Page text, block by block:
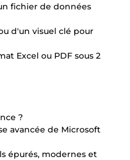
fichier de données
d'un visuel clé pour
Excel ou PDF sous 2
?
avancée de Microsoft
épurés, modernes et